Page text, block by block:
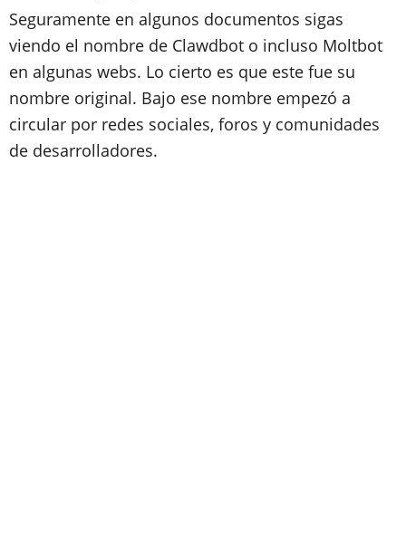
Seguramente en algunos documentos sigas
viendo el nombre de Clawdbot o incluso Moltbot
en algunas webs. Lo cierto es que este fue su
nombre original. Bajo ese nombre empezó a
circular por redes sociales, foros y comunidades
de desarrolladores.